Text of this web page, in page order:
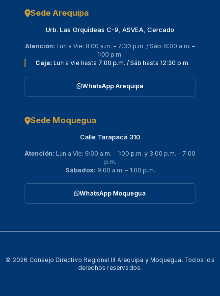
Sede Arequipa
Urb. Las Orquídeas C-9, ASVEA, Cercado
Atención: Lun a Vie: 8:00 a.m. – 7:30 p.m. / Sáb: 8:00 a.m. –
1:00 p.m.
Caja: Lun a Vie hasta 7:00 p.m. / Sáb hasta 12:30 p.m.
WhatsApp Arequipa
Sede Moquegua
Calle Tarapacá 310
Atención: Lun a Vie: 9:00 a.m. – 1:00 p.m. y 3:00 p.m. – 7:00
p.m.
Sábados: 9:00 a.m. – 1:00 p.m.
WhatsApp Moquegua
© 2026 Consejo Directivo Regional III Arequipa y Moquegua. Todos los
derechos reservados.